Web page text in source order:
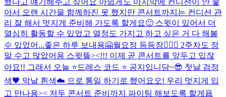
아서 오랜 시간을 함께하진 못 했지만 콘서트까지는 컨디션 관
리 잘 해서 멋지게 준비해 가도록 할게요🙂 스윗이 있어서 더
열심히 활동할 수 있었고 열정도 가지고 하고 싶은 거 다 해볼
수 있었어...좋은 하루 보내용🤗월요정 등등장🧚🏻‍♀️ 2주차도 정
말 수고 많았어용 스윗뜰><!!! 이제 곧 콘서트를 앞두고 있잖
아요!! 그래서 오늘 ⭐️드레스 코드 ⭐️ 공지입니당~😎 첫날 검정
색🖤 막날 흰색☁️ 으로 통일 하기로 했어요오! 우리 멋지게 입
고 만나용>< 저두 콘서트 준비까지 파이팅 해보도록 할게욥